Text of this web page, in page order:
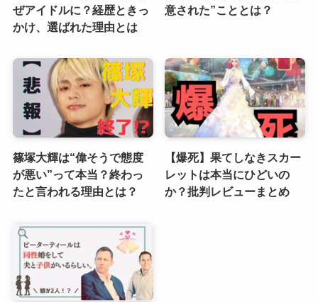
ぜアイドルに？経歴ときっ
かけ、選ばれた理由とは
意された”こととは？
篠塚大輝は“偉そうで態度
が悪い”って本当？終わっ
たと言われる理由とは？
【爆死】果てしなきスカー
レットは本当にひどいの
か？批判レビューまとめ